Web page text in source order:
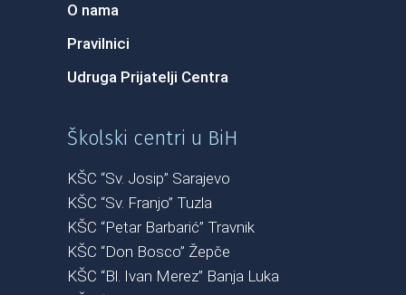
O nama
Pravilnici
Udruga Prijatelji Centra
Školski centri u BiH
KŠC “Sv. Josip” Sarajevo
KŠC “Sv. Franjo” Tuzla
KŠC “Petar Barbarić” Travnik
KŠC “Don Bosco” Žepče
KŠC “Bl. Ivan Merez” Banja Luka